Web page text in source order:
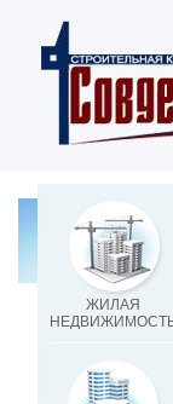
ЖИЛАЯ